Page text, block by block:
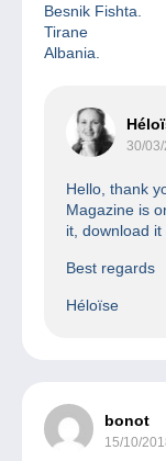
Besnik Fishta.
Tirane
Albania.
30/
Hello, thank
Magazine is
it, download it
Best regards
Héloïse
bonot
15/10/